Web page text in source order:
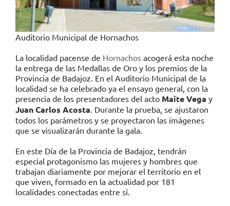
Auditorio Municipal de Hornachos
La localidad pacense de Hornachos acogerá esta noche
la entrega de las Medallas de Oro y los premios de la
Provincia de Badajoz. En el Auditorio Municipal de la
localidad se ha celebrado ya el ensayo general, con la
presencia de los presentadores del acto Maite Vega y
Juan Carlos Acosta . Durante la prueba, se ajustaron
todos los parámetros y se proyectaron las imágenes
que se visualizarán durante la gala.
En este Día de la Provincia de Badajoz, tendrán
especial protagonismo las mujeres y hombres que
trabajan diariamente por mejorar el territorio en el
que viven, formado en la actualidad por 181
localidades conectadas entre sí.